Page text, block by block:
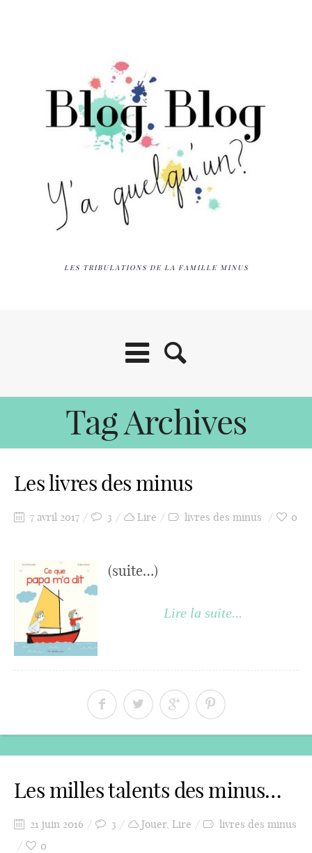
LES TRIBULATIONS DE LA FAMILLE MINUS
Tag Archives
Les livres des minus
7 avril 2017 3 Lire livres des minus 0
(suite…)
Lire la suite...
Les milles talents des minus…
21 juin 2016 3 Jouer, Lire
livres des minus
0